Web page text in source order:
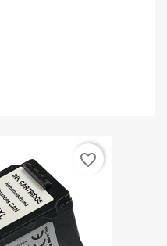
favorite_border